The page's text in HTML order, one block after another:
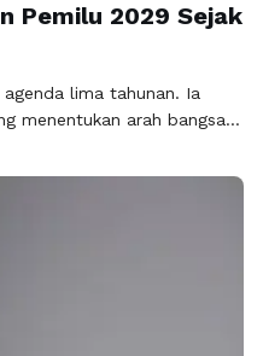
Pemilu 2029 Sejak
lima tahunan. Ia
menentukan arah bangsa,
bisa dilepaskan dari
konsisten. Siapa pun yang
memahami bahwa